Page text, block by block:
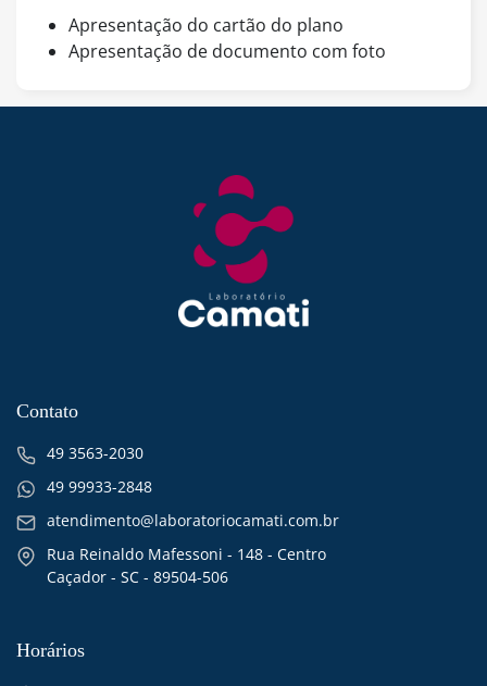
Apresentação do cartão do plano
Apresentação de documento com foto
Contato
49 3563-2030
49 99933-2848
atendimento@laboratoriocamati.com.br
Rua Reinaldo Mafessoni - 148 - Centro
Caçador - SC - 89504-506
Horários